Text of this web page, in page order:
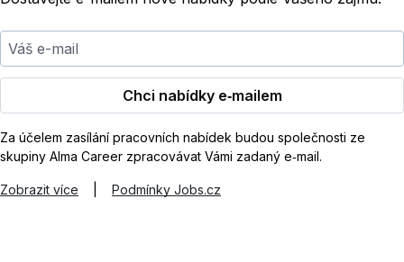
Váš e-mail
Chci nabídky e‑mailem
Za účelem zasílání pracovních nabídek budou společnosti ze
skupiny Alma Career zpracovávat Vámi zadaný e‑mail.
Zobrazit více Podmínky Jobs.cz